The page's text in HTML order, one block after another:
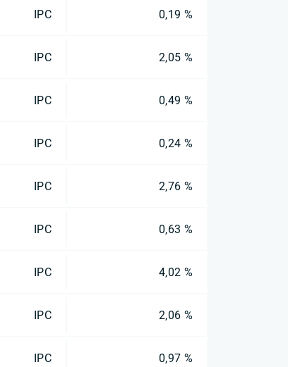
IPC 0,19 %
IPC 2,05 %
IPC 0,49 %
IPC 0,24 %
IPC 2,76 %
IPC 0,63 %
IPC 4,02 %
IPC 2,06 %
IPC 0,97 %